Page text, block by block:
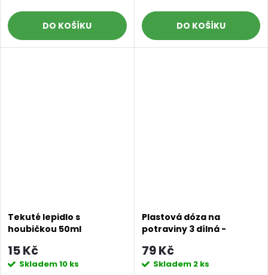
DO KOŠÍKU DO KOŠÍKU
Tekuté lepidlo s
houbičkou 50ml
15 Kč
Skladem10 ks
Plastová dóza na
potraviny 3 dílná -
79 Kč
Skladem 2 ks